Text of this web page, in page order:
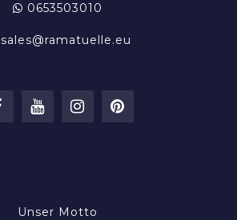
0653503010
sales@ramatuelle.eu
Unser Motto